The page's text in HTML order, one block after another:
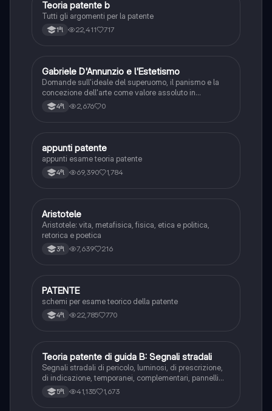
Altro
Teoria patente b
Tutti gli argomenti per la patente
1ªl 22,411 717
GItaliano
Gabriele D'Annunzio e l'Estetismo
Domande sull'ideale del superuomo, il panismo e la
concezione dell'arte come valore assoluto in
D'Annunzio.
4ªl 2,676 0
Altro
appunti patente
appunti esame teoria patente
4ªl 69,390 1,784
Filosofia
Aristotele
Aristotele: vita, metafisica, fisica, etica e politica,
retorica e poetica
3ªl 7,639 216
Altro
PATENTE
schemi per esame teorico della patente
4ªl 22,785 770
Ed. civ.
Teoria patente di guida B: Segnali stradali
Segnali stradali di pericolo, luminosi, di prescrizione,
di indicazione, temporanei, complementari, pannelli
integrativi, segnaletica orizzontale, segnalazioni
agenti del traffico, distanza di visibilità per l‘arresto,
5ªl 41,135 1,673